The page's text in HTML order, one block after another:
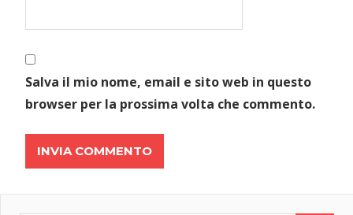
Salva il mio nome, email e sito web in questo
browser per la prossima volta che commento.